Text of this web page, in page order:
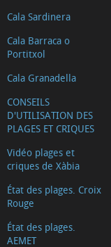
2018)
tradicional
L'escaldà
Casa
tradicional
Carrer
Nou
Capilla
del
Convento
Cala Sardinera
Cala Barraca o
Portitxol
Cala Granadella
CONSEILS
D'UTILISATION DES
PLAGES ET CRIQUES
Vidéo plages et
criques de Xàbia
État des plages. Croix
Rouge
État des plages.
AEMET